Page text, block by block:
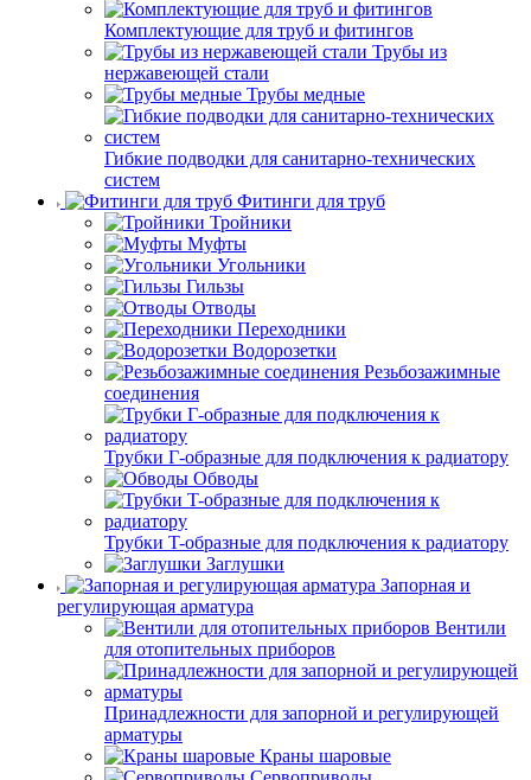
Комплектующие для труб и фитингов
Трубы из
нержавеющей стали
Трубы медные
Гибкие подводки для санитарно-технических
систем
Фитинги для труб
Тройники
Муфты
Угольники
Гильзы
Отводы
Переходники
Водорозетки
Резьбозажимные
соединения
Трубки Г-образные для подключения к радиатору
Обводы
Трубки T-образные для подключения к радиатору
Заглушки
Запорная и
регулирующая арматура
Вентили
для отопительных приборов
Принадлежности для запорной и регулирующей
арматуры
Краны шаровые